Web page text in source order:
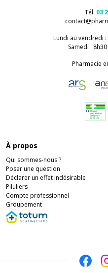
Tél. 03
contact@
Lundi au vendredi :
Samedi :
Pharmacie
À propos
Qui sommes-nous ?
Poser une question
Déclarer un effet indésirable
Piluliers
Compte professionnel
Groupement